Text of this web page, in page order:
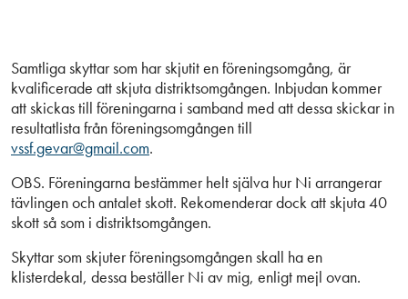
Samtliga skyttar som har skjutit en föreningsomgång, är
kvalificerade att skjuta distriktsomgången. Inbjudan kommer
att skickas till föreningarna i samband med att dessa skickar in
resultatlista från föreningsomgången till
vssf.gevar@gmail.com.
OBS. Föreningarna bestämmer helt själva hur Ni arrangerar
tävlingen och antalet skott. Rekomenderar dock att skjuta 40
skott så som i distriktsomgången.
Skyttar som skjuter föreningsomgången skall ha en
klisterdekal, dessa beställer Ni av mig, enligt mejl ovan.